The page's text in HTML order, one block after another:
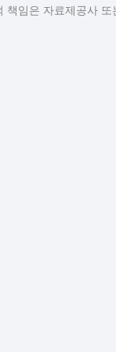
책임은 자료제공사